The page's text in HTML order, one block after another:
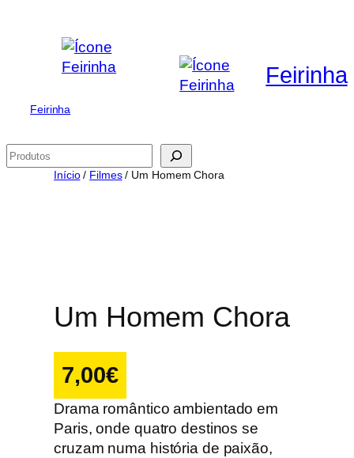
conteúdo
Feirinha
Feirinha
Pesquisar
Início/ Filmes/ Um Homem Chora
Um Homem Chora
7,00€
Drama romântico ambientado em
Paris, onde quatro destinos se
cruzam numa história de paixão,